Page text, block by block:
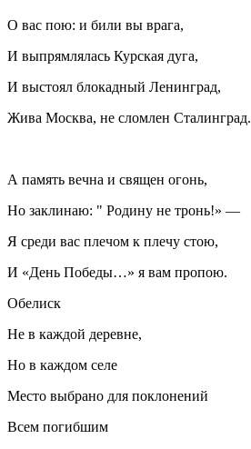
О вас пою: и били вы врага,
И выпрямлялась Курская дуга,
И выстоял блокадный Ленинград,
Жива Москва, не сломлен Сталинград.
А память вечна и священ огонь,
Но заклинаю: " Родину не тронь!» —
Я среди вас плечом к плечу стою,
И «День Победы…» я вам пропою.
Обелиск
Не в каждой деревне,
Но в каждом селе
Место выбрано для поклонений
Всем погибшим